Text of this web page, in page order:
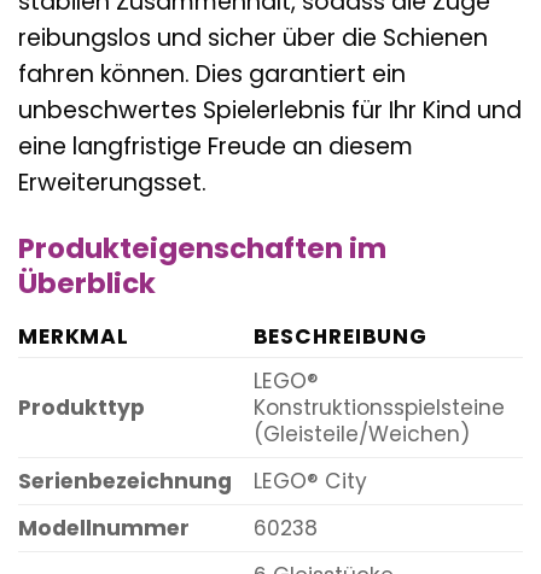
reibungslos und sicher über die Schienen
fahren können. Dies garantiert ein
unbeschwertes Spielerlebnis für Ihr Kind und
eine langfristige Freude an diesem
Erweiterungsset.
Produkteigenschaften im
Überblick
MERKMAL BESCHREIBUNG
Produkttyp
LEGO®
Konstruktionsspielsteine
(Gleisteile/Weichen)
Serienbezeichnung
LEGO® City
Modellnummer
60238